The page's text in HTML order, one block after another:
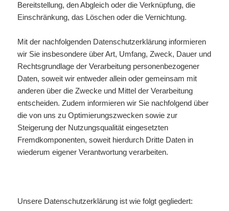
Bereitstellung, den Abgleich oder die Verknüpfung, die
Einschränkung, das Löschen oder die Vernichtung.
Mit der nachfolgenden Datenschutzerklärung informieren
wir Sie insbesondere über Art, Umfang, Zweck, Dauer und
Rechtsgrundlage der Verarbeitung personenbezogener
Daten, soweit wir entweder allein oder gemeinsam mit
anderen über die Zwecke und Mittel der Verarbeitung
entscheiden. Zudem informieren wir Sie nachfolgend über
die von uns zu Optimierungszwecken sowie zur
Steigerung der Nutzungsqualität eingesetzten
Fremdkomponenten, soweit hierdurch Dritte Daten in
wiederum eigener Verantwortung verarbeiten.
Unsere Datenschutzerklärung ist wie folgt gegliedert: